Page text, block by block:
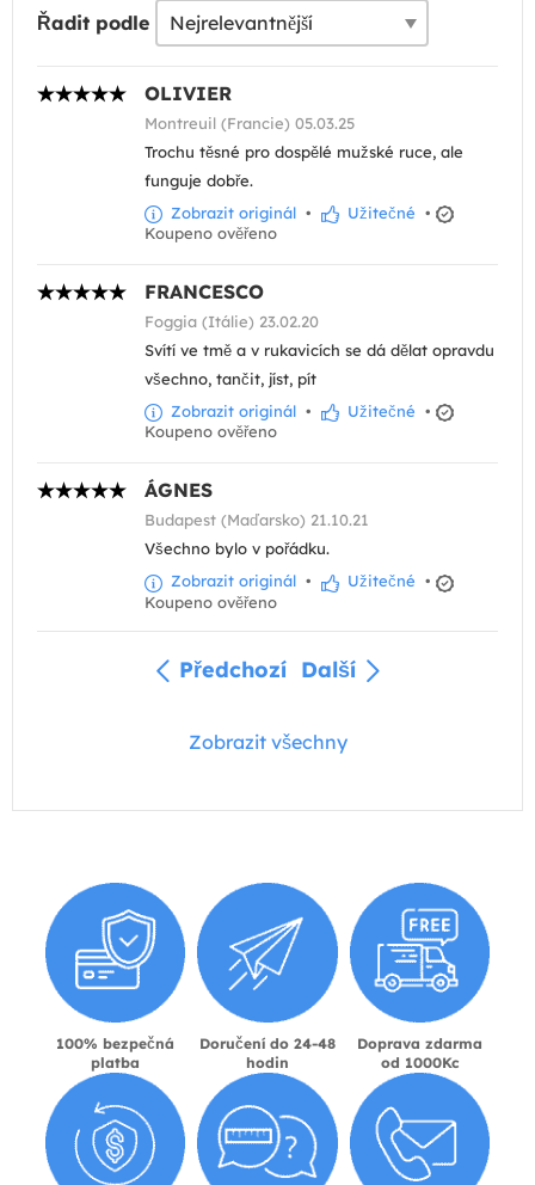
Řadit podle
OLIVIER
Montreuil (Francie) 05.03.25
Trochu těsné pro dospělé mužské ruce, ale
funguje dobře.
Zobrazit originál • Užitečné •
Koupeno ověřeno
FRANCESCO
Foggia (Itálie) 23.02.20
Svítí ve tmě a v rukavicích se dá dělat opravdu
všechno, tančit, jíst, pít
Zobrazit originál • Užitečné •
Koupeno ověřeno
ÁGNES
Budapest (Maďarsko) 21.10.21
Všechno bylo v pořádku.
Zobrazit originál • Užitečné •
Koupeno ověřeno
Předchozí Další
Zobrazit všechny
100% bezpečná
platba
Doručení do 24-48
hodin
Doprava zdarma
od 1000Kc